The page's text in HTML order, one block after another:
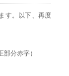
す。以下、再度
部分赤字）